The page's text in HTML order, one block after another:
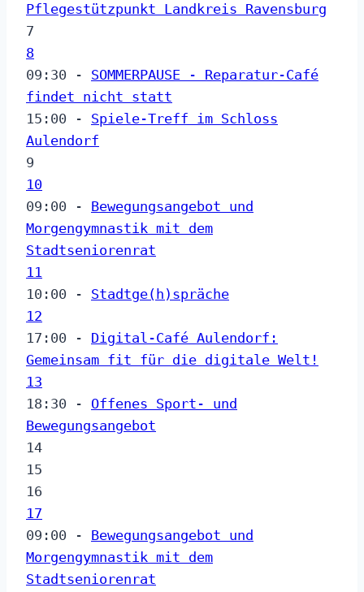
Pflegestützpunkt Landkreis Ravensburg
7
8
09:30 - SOMMERPAUSE - Reparatur-Café
findet nicht statt
15:00 - Spiele-Treff im Schloss
Aulendorf
9
10
09:00 - Bewegungsangebot und
Morgengymnastik mit dem
Stadtseniorenrat
11
10:00 - Stadtge(h)spräche
12
17:00 - Digital-Café Aulendorf:
Gemeinsam fit für die digitale Welt!
13
18:30 - Offenes Sport- und
Bewegungsangebot
14
15
16
17
09:00 - Bewegungsangebot und
Morgengymnastik mit dem
Stadtseniorenrat